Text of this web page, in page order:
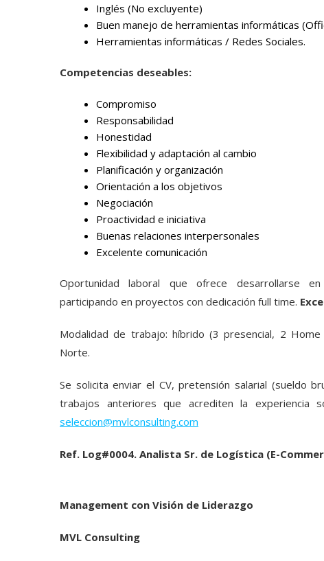
Inglés (No excluyente)
Buen manejo de herramientas informáticas
Herramientas informáticas / Redes Sociales.
Competencias deseables:
Compromiso
Responsabilidad
Honestidad
Flexibilidad y adaptación al cambio
Planificación y organización
Orientación a los objetivos
Negociación
Proactividad e iniciativa
Buenas relaciones interpersonales
Excelente comunicación
Oportunidad laboral que ofrece desarrollarse
participando en proyectos con dedicación full time.
Modalidad de trabajo: híbrido (3 presencial, 2
Norte.
Se solicita enviar el CV, pretensión salarial (sueldo
trabajos anteriores que acrediten la experiencia
seleccion@mvlconsulting.com
Ref. Log#0004. Analista Sr. de Logística (E-
Management con Visión de Liderazgo
MVL Consulting